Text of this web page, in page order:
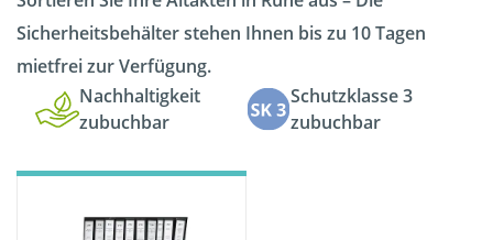
Sicherheitsbehälter stehen Ihnen bis zu 10 Tagen
mietfrei zur Verfügung.
Nachhaltigkeit
zubuchbar
Schutzklasse 3
zubuchbar